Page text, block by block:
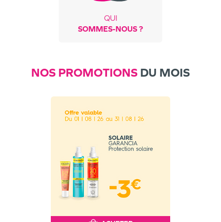
QUI
SOMMES-NOUS ?
NOS PROMOTIONS DU MOIS